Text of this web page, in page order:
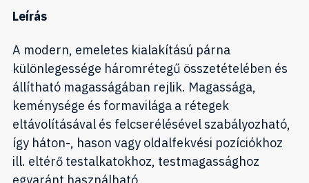
Leírás
A modern, emeletes kialakítású párna
különlegessége háromrétegű összetételében és
állítható magasságában rejlik. Magassága,
keménysége és formavilága a rétegek
eltávolításával és felcserélésével szabályozható,
így háton-, hason vagy oldalfekvési pozíciókhoz
ill. eltérő testalkatokhoz, testmagassághoz
egyaránt használható.